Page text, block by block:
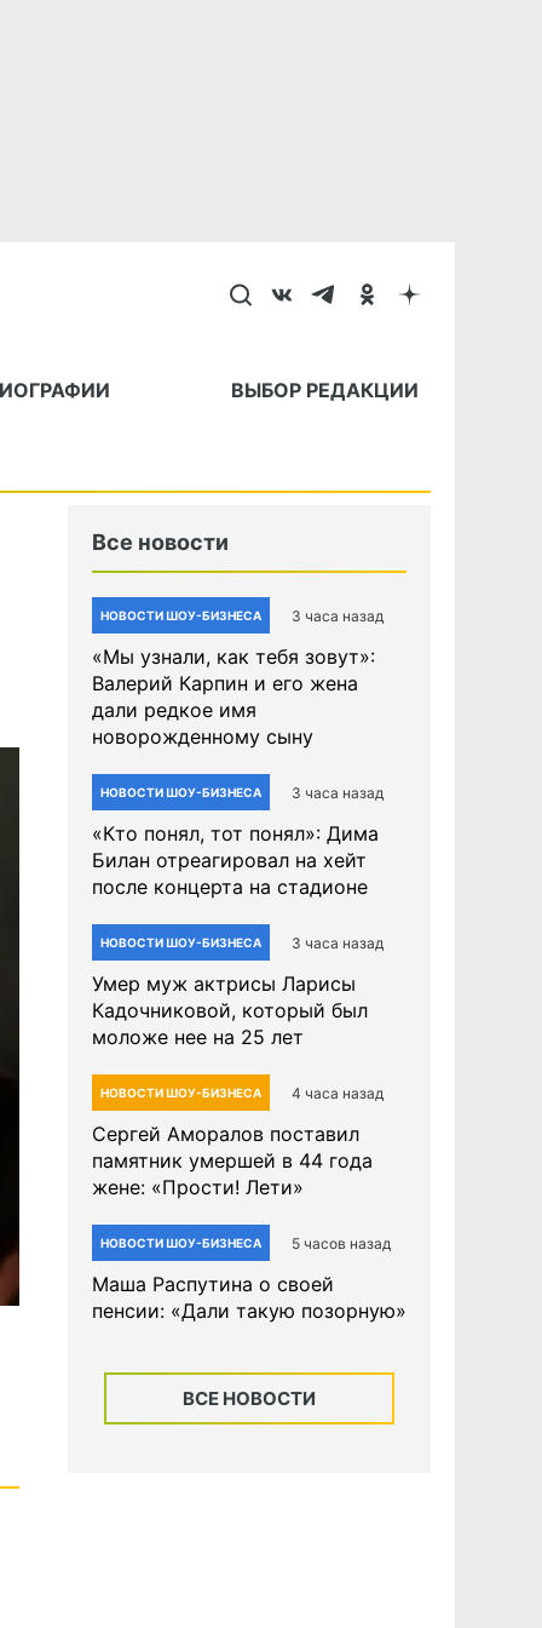
ВЫБОР РЕДАКЦИИ
Все новости
НОВОСТИ ШОУ-БИЗНЕСА 3 часа назад
«Мы узнали, как тебя зовут»:
Валерий Карпин и его жена
дали редкое имя
новорожденному сыну
НОВОСТИ ШОУ-БИЗНЕСА 3 часа назад
«Кто понял, тот понял»: Дима
Билан отреагировал на хейт
после концерта на стадионе
НОВОСТИ ШОУ-БИЗНЕСА 3 часа назад
Умер муж актрисы Ларисы
Кадочниковой, который был
моложе нее на 25 лет
НОВОСТИ ШОУ-БИЗНЕСА 4 часа назад
Сергей Аморалов поставил
памятник умершей в 44 года
жене: «Прости! Лети»
НОВОСТИ ШОУ-БИЗНЕСА 5 часов назад
Маша Распутина о своей
пенсии: «Дали такую позорную»
ВСЕ НОВОСТИ